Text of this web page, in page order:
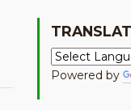
Powered by